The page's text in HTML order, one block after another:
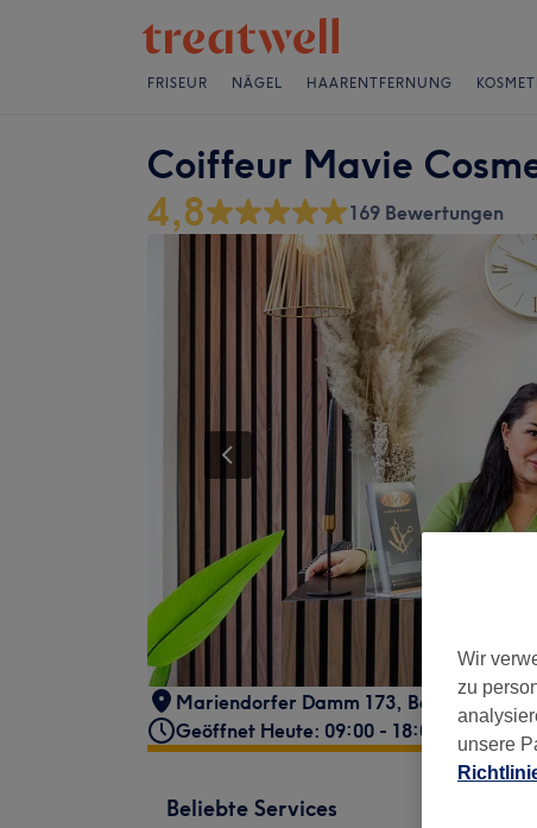
FRISEUR NÄGEL HAARENTFERNUNG
Coiffeur Mavie
4,8 169 Bewertungen
Mariendorfer Damm 173, Berlin,
Geöffnet Heute: 09:00 - 18:00
Beliebte Services
Wir
zu
unsere